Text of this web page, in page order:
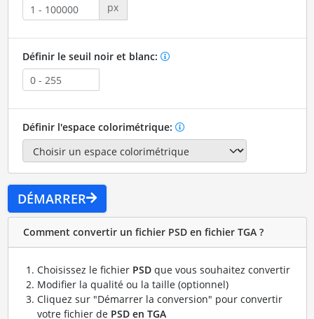
px
Définir le seuil noir et blanc:
Définir l'espace colorimétrique:
DÉMARRER
Comment convertir un fichier PSD en fichier TGA ?
Choisissez le fichier PSDque vous souhaitez convertir
Modifier la qualité ou la taille (optionnel)
Cliquez sur "Démarrer la conversion" pour convertir
votre fichier de PSD en TGA